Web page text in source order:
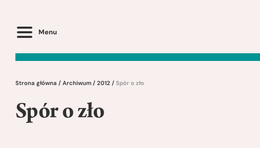
Menu
Strona główna / Archiwum / 2012 / Spór o zło
Spór o zło